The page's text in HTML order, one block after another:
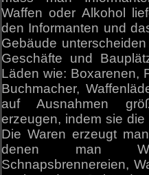
Waffen oder Alkohol
den Informanten und
Gebäude
Geschäfte und
Läden wie: Boxarenen,
Buchmacher,
auf Ausnahmen
erzeugen, indem sie
Die Waren erzeugt
denen man
Schnapsbrennereien,